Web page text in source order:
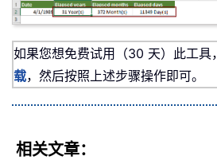
如果您想免费试用（30 天）此工具，
载，然后按照上述步骤操作即可。
相关文章：